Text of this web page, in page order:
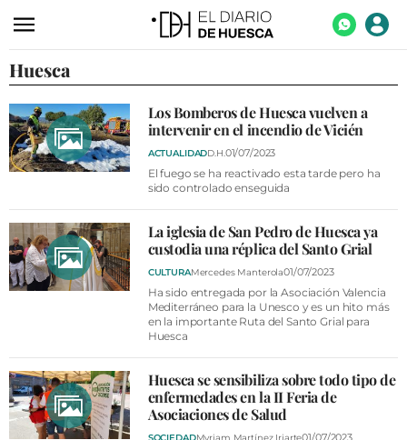
ACTUALIDAD
ECONOMÍA
TECNOLOGÍA
TURISMO
DEPORTES
CULTURA
GALERÍAS
VÍDEOS
Huesca
Los Bomberos de Huesca vuelven a
intervenir en el incendio de Vicién
ACTUALIDADD.H. 01/07/2023
El fuego se ha reactivado esta tarde pero ha
sido controlado enseguida
La iglesia de San Pedro de Huesca ya
custodia una réplica del Santo Grial
CULTURAMercedes Manterola01/07/2023
Ha sido entregada por la Asociación Valencia
Mediterráneo para la Unesco y es un hito más
en la importante Ruta del Santo Grial para
Huesca
Huesca se sensibiliza sobre todo tipo de
enfermedades en la II Feria de
Asociaciones de Salud
SOCIEDADMyriam Martínez Iriarte01/07/2023